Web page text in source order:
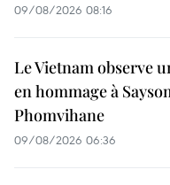
09/08/2026 08:16
Le Vietnam observe
en hommage à
Phomvihane
09/08/2026 06:36